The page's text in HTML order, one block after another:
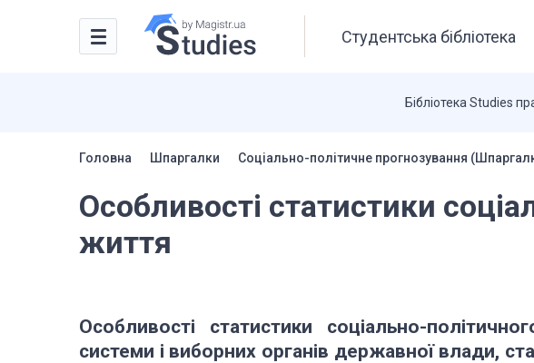
Студентська бібліотека
Бібліотека Studies
Головна Шпаргалки Соціально-політичне прогнозування
Особливості статистики
життя
Особливості статистики соціально-
системи і виборних органів державної влади,